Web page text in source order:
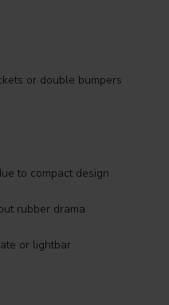
or double bumpers
to compact design
rubber drama
or lightbar